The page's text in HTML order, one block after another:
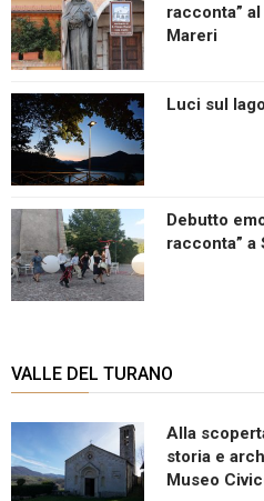
racconta”
Mareri
Luci sul
Debutto
racconta” a
VALLE DEL TURANO
Alla
storia e
Museo